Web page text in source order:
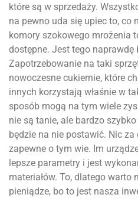
które są w sprzedaży.
na pewno uda się upiec to, co
komory szokowego mrożenia
dostępne. Jest tego naprawdę
Zapotrzebowanie na taki
nowoczesne cukiernie, które
innych korzystają właśnie w
sposób mogą na tym wiele
nie są tanie, ale bardzo
będzie na nie postawić. Nic
zapewne o tym wie. Im
lepsze parametry i jest
materiałów. To, dlatego warto
pieniądze, bo to jest nasza